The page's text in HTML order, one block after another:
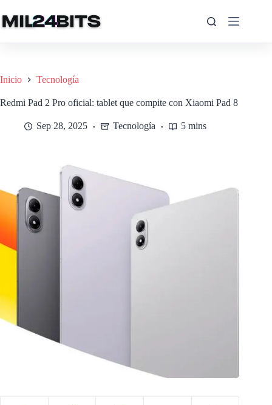
al
contenido
Inicio Tecnología
Redmi Pad 2 Pro oficial: tablet que compite con Xiaomi Pad 8
Sep 28, 2025 Tecnología 5 mins